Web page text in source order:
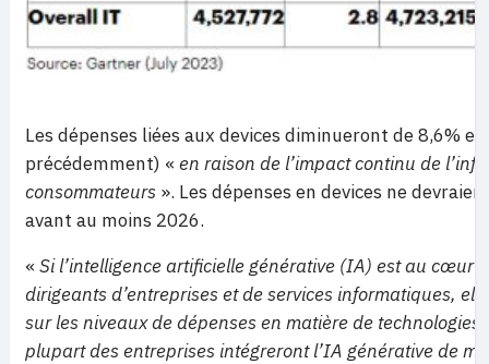
Les dépenses liées aux devices diminueront de 8,6%
précédemment) « en raison de l’impact continu de
consommateurs ». Les dépenses en devices ne
avant au moins 2026.
« Si l’intelligence artificielle générative (IA) est au cœur
dirigeants d’entreprises et de services informatiques,
sur les niveaux de dépenses en matière de technologies
plupart des entreprises intégreront l’IA générative de